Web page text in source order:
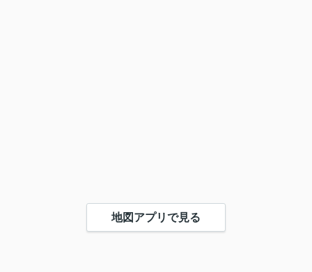
地図アプリで見る